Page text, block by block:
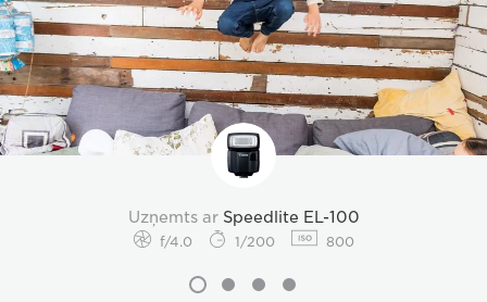
Uzņemts arSpeedlite EL-100
f/4.0 1/200 800